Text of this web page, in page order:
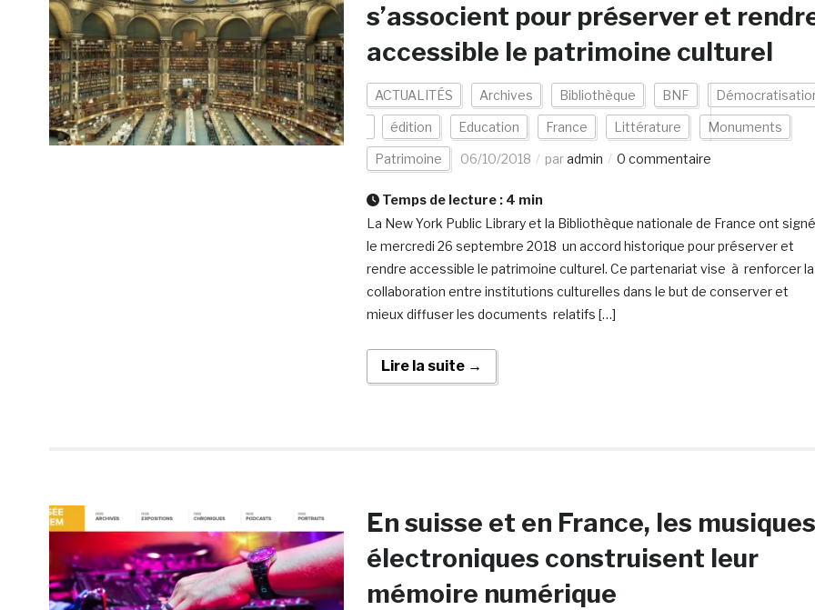
s’associent pour préserver et
accessible le patrimoine culturel
ACTUALITÉS Archives Bibliothèque BNF
édition Education France Littérature Monuments
Patrimoine 06/10/2018 paradmin 0 commentaire
Temps de lecture : 4 min
La New York Public Library et la Bibliothèque nationale de France ont signé
le mercredi 26 septembre 2018 un accord historique pour préserver et
rendre accessible le patrimoine culturel. Ce partenariat vise à renforcer la
collaboration entre institutions culturelles dans le but de conserver et
mieux diffuser les documents relatifs […]
Lire la suite →
En suisse et en France, les musiques
électroniques construisent leur
mémoire numérique